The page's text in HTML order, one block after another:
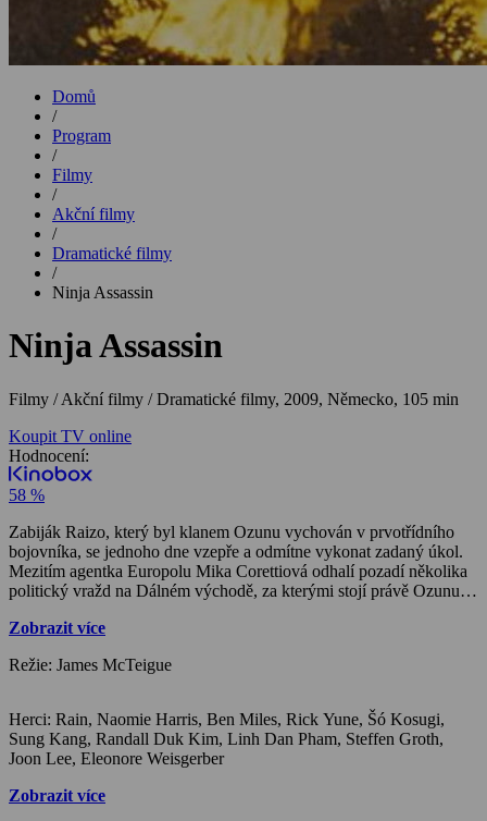
Domů
/
Program
/
Filmy
/
Akční filmy
/
Dramatické filmy
/
Ninja Assassin
Ninja Assassin
Filmy / Akční filmy / Dramatické filmy, 2009, Německo, 105 min
Koupit TV online
Hodnocení:
58 %
Zabiják Raizo, který byl klanem Ozunu vychován v prvotřídního
bojovníka, se jednoho dne vzepře a odmítne vykonat zadaný úkol.
Mezitím agentka Europolu Mika Corettiová odhalí pozadí několika
politický vražd na Dálném východě, za kterými stojí právě Ozunu.
postaví Raizo…
Zobrazit více
Režie: James McTeigue
Herci: Rain, Naomie Harris, Ben Miles, Rick Yune, Šó Kosugi,
Sung Kang, Randall Duk Kim, Linh Dan Pham, Steffen Groth,
Joon Lee, Eleonore Weisgerber
Zobrazit více